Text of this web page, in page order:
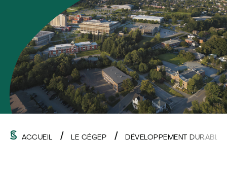
ACCUEIL LE CÉGEP DÉVELOPPEMENT DURABLE